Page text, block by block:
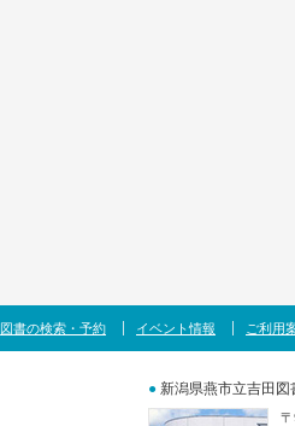
図書の検索・予約 イベント情報 ご利用
● 新潟県燕市立吉田図